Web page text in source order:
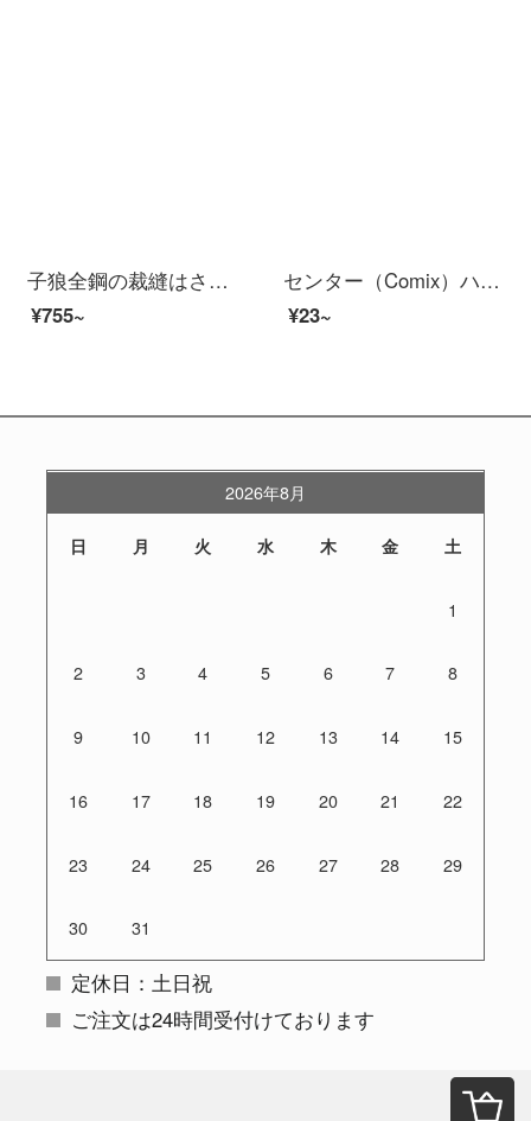
子狼全鋼の裁縫はさみ家庭用強いはさみ家庭用ハサミステンレスハサミ
¥755~
センター（Comix）ハサミ/ハサミ道具170 mmブルーEB 201
¥23~
2026年8月
日 月 火 水 木 金 土
1
2 3 4 5 6 7 8
9 10 11 12 13 14 15
16 17 18 19 20 21 22
23 24 25 26 27 28 29
30 31
定休日：土日祝
ご注文は24時間受付けております